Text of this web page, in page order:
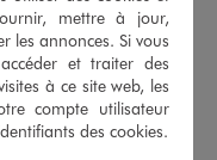
mettre à jour,
les annonces. Si vous
et traiter des
à ce site web, les
compte utilisateur
des cookies.